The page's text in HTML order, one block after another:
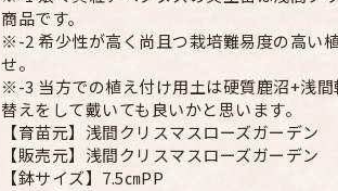
商品です。
※-2 希少性が高く尚且つ栽培難易度の高い
せ。
※-3 当方での植え付け用土は硬質鹿沼+浅
替えをして戴いても良いかと思います。
【育苗元】浅間クリスマスローズガーデン
【販売元】浅間クリスマスローズガーデン
【鉢サイズ】7.5㎝PP